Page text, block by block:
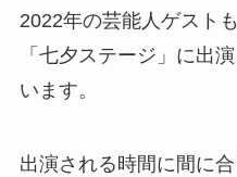
2022年の芸能人ゲスト
「七夕ステージ」に出
います。
出演される時間に間に